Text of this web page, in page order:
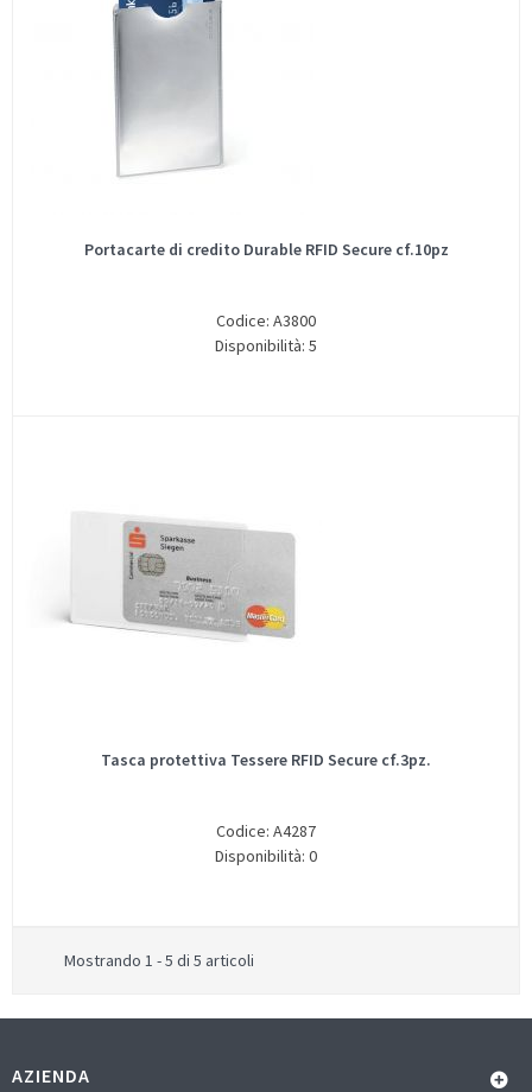
Portacarte di credito Durable RFID Secure cf.10pz
Codice: A3800
Disponibilità: 5
Tasca protettiva Tessere RFID Secure cf.3pz.
Codice: A4287
Disponibilità: 0
Mostrando 1 - 5 di 5 articoli
AZIENDA